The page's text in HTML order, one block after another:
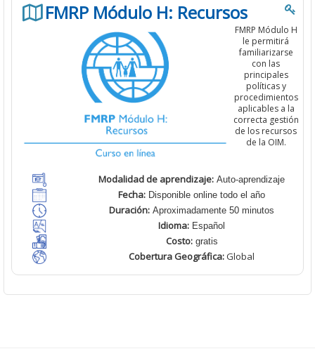
FMRP Módulo H: Recursos
FMRP Módulo H
le permitirá
familiarizarse
con las
principales
políticas y
procedimientos
aplicables a la
correcta gestión
de los recursos
de la OIM.
Modalidad de aprendizaje: Auto-aprendizaje
Fecha: Disponible online todo el año
Duración: Aproximadamente 50 minutos
Idioma: Español
Costo:gratis
Cobertura Geográfica:Global